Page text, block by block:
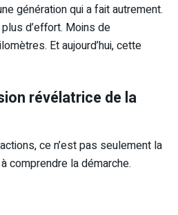
génération qui a fait autrement.
d’effort. Moins de
Et aujourd’hui, cette
révélatrice de la
ce n’est pas seulement la
comprendre la démarche.